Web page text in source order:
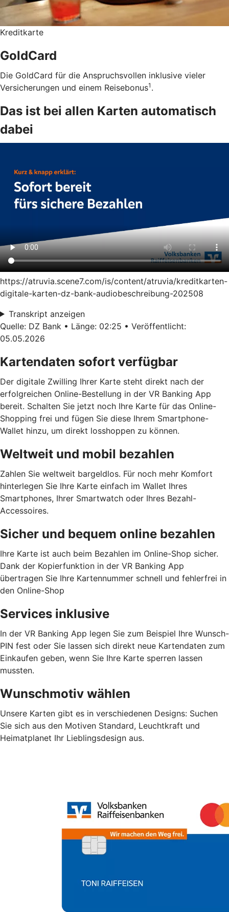
Kreditkarte
GoldCard
Die GoldCard für die Anspruchsvollen inklusive vieler
Versicherungen und einem Reisebonus1 .
Das ist bei allen Karten automatisch
dabei
https://atruvia.scene7.com/is/content/atruvia/kreditkarten-
digitale-karten-dz-bank-audiobeschreibung-202508
Transkript anzeigen
Quelle: DZ Bank • Länge: 02:25 • Veröffentlicht:
05.05.2026
Kartendaten sofort verfügbar
Der digitale Zwilling Ihrer Karte steht direkt nach der
erfolgreichen Online-Bestellung in der VR Banking App
bereit. Schalten Sie jetzt noch Ihre Karte für das Online-
Shopping frei und fügen Sie diese Ihrem Smartphone-
Wallet hinzu, um direkt losshoppen zu können.
Weltweit und mobil bezahlen
Zahlen Sie weltweit bargeldlos. Für noch mehr Komfort
hinterlegen Sie Ihre Karte einfach im Wallet Ihres
Smartphones, Ihrer Smartwatch oder Ihres Bezahl-
Accessoires.
Sicher und bequem online bezahlen
Ihre Karte ist auch beim Bezahlen im Online-Shop sicher.
Dank der Kopierfunktion in der VR Banking App
übertragen Sie Ihre Kartennummer schnell und fehlerfrei in
den Online-Shop
Services inklusive
In der VR Banking App legen Sie zum Beispiel Ihre Wunsch-
PIN fest oder Sie lassen sich direkt neue Kartendaten zum
Einkaufen geben, wenn Sie Ihre Karte sperren lassen
mussten.
Wunschmotiv wählen
Unsere Karten gibt es in verschiedenen Designs: Suchen
Sie sich aus den Motiven Standard, Leuchtkraft und
Heimatplanet Ihr Lieblingsdesign aus.